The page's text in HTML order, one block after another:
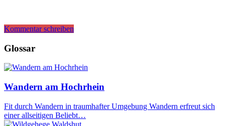
Kommentar schreiben
Glossar
Wandern am Hochrhein
Fit durch Wandern in traumhafter Umgebung Wandern erfreut sich
einer allseitigen Beliebt…